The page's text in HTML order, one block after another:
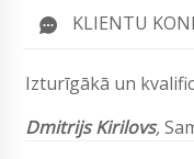
KLIENTU
Izturīgākā un
Dmitrijs Kirilovs,